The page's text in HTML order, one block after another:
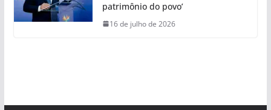
patrimônio do povo’
16 de julho de 2026